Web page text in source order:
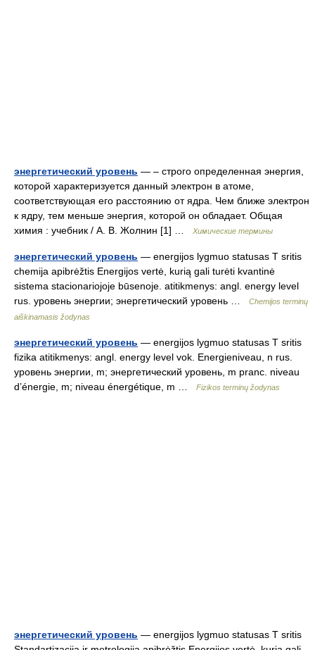
энергетический уровень — – строго определенная энергия,
которой характеризуется данный электрон в атоме,
соответствующая его расстоянию от ядра. Чем ближе электрон
к ядру, тем меньше энергия, которой он обладает. Общая
химия : учебник / А. В. Жолнин [1] …
Химические термины
энергетический уровень — energijos lygmuo statusas T sritis
chemija apibrėžtis Energijos vertė, kurią gali turėti kvantinė
sistema stacionariojoje būsenoje. atitikmenys: angl. energy level
rus. уровень энергии; энергетический уровень …
Chemijos terminų
aiškinamasis žodynas
энергетический уровень — energijos lygmuo statusas T sritis
fizika atitikmenys: angl. energy level vok. Energieniveau, n rus.
уровень энергии, m; энергетический уровень, m pranc. niveau
d’énergie, m; niveau énergétique, m …
Fizikos terminų žodynas
энергетический уровень — energijos lygmuo statusas T sritis